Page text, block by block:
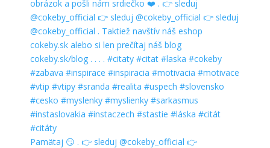
Pamätaj 😏 . 👉 sleduj @cokeby_official 👉